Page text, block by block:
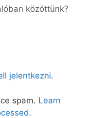
közöttünk?
jelentkezni.
spam. Learn